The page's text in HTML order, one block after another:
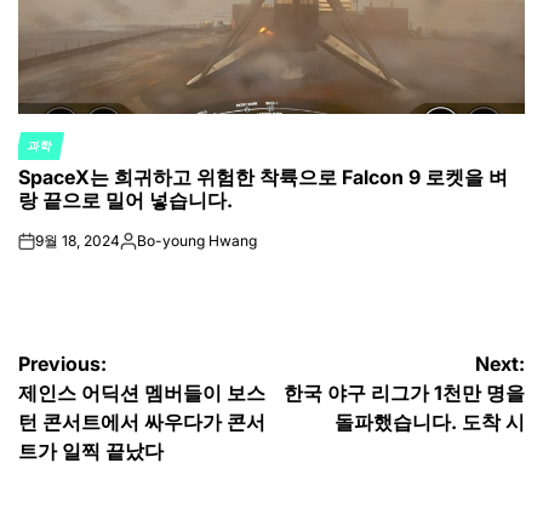
POSTED
IN
과학
SpaceX는 희귀하고 위험한 착륙으로 Falcon 9 로켓을 벼
랑 끝으로 밀어 넣습니다.
on9월 18, 2024Posted
Bo-young Hwang
글
탐
색
Previous:
제인스 어딕션 멤버들이 보스
턴 콘서트에서 싸우다가 콘서
트가 일찍 끝났다
Next:
한국 야구 리그가 1천만 명을
돌파했습니다. 도착 시